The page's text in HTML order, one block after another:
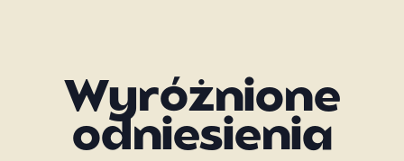
Wyróżnione
odniesienia